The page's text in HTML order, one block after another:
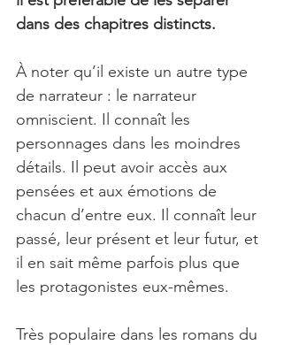
dans des chapitres distincts.
À noter qu’il existe un autre type
de narrateur : le narrateur
omniscient. Il connaît les
personnages dans les moindres
détails. Il peut avoir accès aux
pensées et aux émotions de
chacun d’entre eux. Il connaît leur
passé, leur présent et leur futur, et
il en sait même parfois plus que
les protagonistes eux-mêmes.
Très populaire dans les romans du